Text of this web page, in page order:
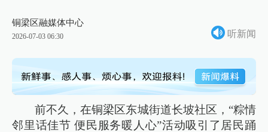
铜梁区融媒体中心
2026-07-03 06:30 听新闻
前不久，在铜梁区东城街道长坡社区，“粽情
邻里话佳节 便民服务暖人心”活动吸引了居民踊